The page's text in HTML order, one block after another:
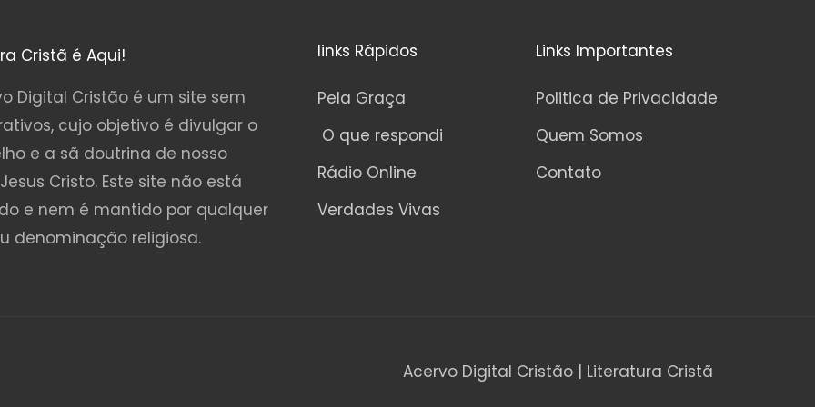
Cristã é Aqui!
Digital Cristão é um site sem
cujo objetivo é divulgar o
e a sã doutrina de nosso
Cristo. Este site não está
e nem é mantido por qualquer
denominação religiosa.
links Rápidos
Pela Graça
O que respondi
Rádio Online
Verdades Vivas
Links Importantes
Politica de Privacidade
Quem Somos
Contato
Acervo Digital Cristão | Literatura Cristã